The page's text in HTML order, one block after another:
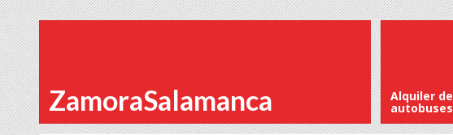
ZamoraSalamanca Alquiler de
autobuses